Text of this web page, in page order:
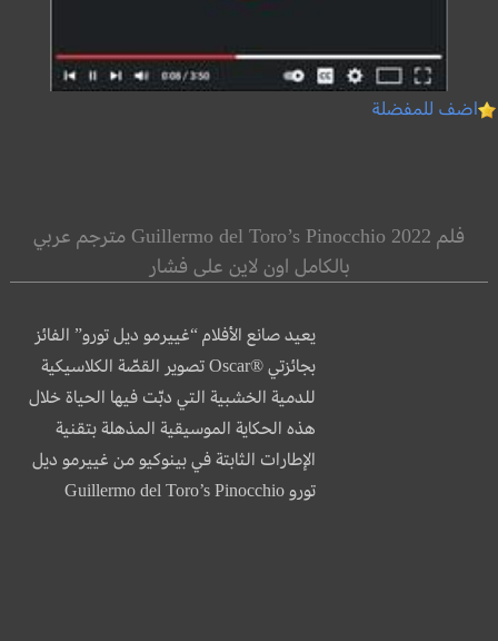
اضف للمفضلة
فلم Guillermo del Toro’s Pinocchio 2022 مترجم عربي
بالكامل اون لاين على فشار
يعيد صانع الأفلام “غييرمو ديل تورو” الفائز
بجائزتي ®Oscar تصوير القصّة الكلاسيكية
للدمية الخشبية التي دبّت فيها الحياة خلال
هذه الحكاية الموسيقية المذهلة بتقنية
الإطارات الثابتة في بينوكيو من غييرمو ديل
تورو Guillermo del Toro’s Pinocchio